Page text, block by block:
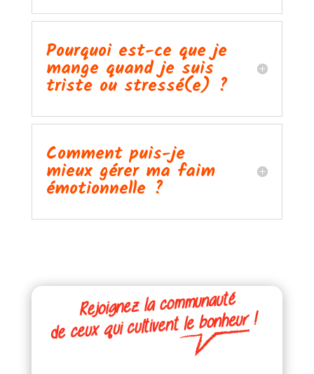
Pourquoi est-ce que je
mange quand je suis
triste ou stressé(e) ?
Comment puis-je
mieux gérer ma faim
émotionnelle ?